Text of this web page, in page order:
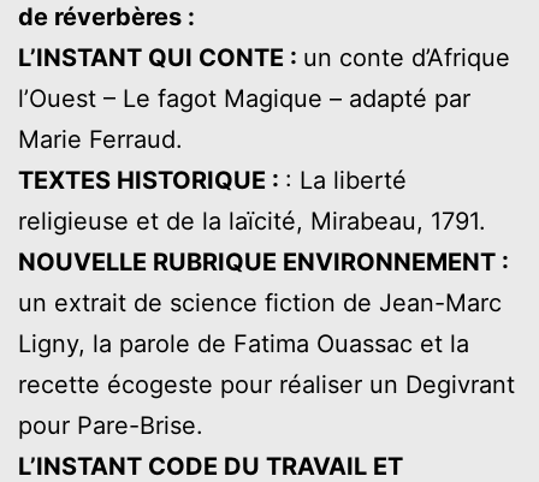
de réverbères :
L’INSTANT QUI CONTE : un conte d’Afrique
l’Ouest – Le fagot Magique – adapté par
Marie Ferraud.
TEXTES HISTORIQUE : : La liberté
religieuse et de la laïcité, Mirabeau, 1791.
NOUVELLE RUBRIQUE ENVIRONNEMENT :
un extrait de science fiction de Jean-Marc
Ligny, la parole de Fatima Ouassac et la
recette écogeste pour réaliser un Degivrant
pour Pare-Brise.
L’INSTANT CODE DU TRAVAIL ET